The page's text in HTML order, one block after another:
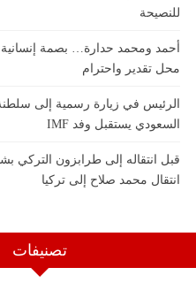
للنصيحة
أحمد ومحمد حدارة… بصمة إنسانية
محل تقدير واحترام
الرئيس في زيارة رسمية إلى
السعودي يستقبل وفد IMF
قبل انتقاله إلى طرابزون التركي
انتقال محمد صلاح إلى تركيا
تصنيفات